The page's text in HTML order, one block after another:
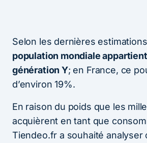
Selon les dernières
population mondiale
génération Y; en France, ce
d’environ 19%.
En raison du poids que les
acquièrent en tant que
Tiendeo.fr a souhaité analyser